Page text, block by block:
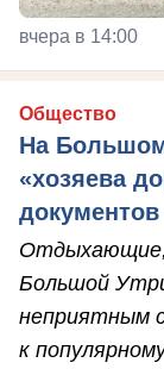
вчера в 14:00
Общество
На
«хозяева
Отдыхающие,
Большой
неприятным
к